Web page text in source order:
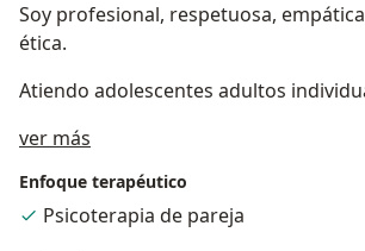
Soy profesional, respetuosa,
ética.
Atiendo adolescentes adultos
ver más
Enfoque terapéutico
Psicoterapia de pareja